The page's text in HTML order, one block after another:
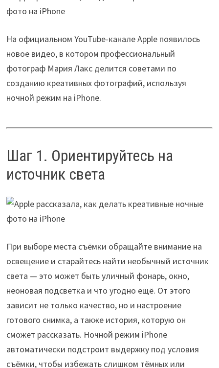
На официальном YouTube-канале Apple появилось
новое видео, в котором профессиональный
фотограф Мария Лакс делится советами по
созданию креативных фотографий, используя
ночной режим на iPhone.
Шаг 1. Ориентируйтесь на
источник света
При выборе места съёмки обращайте внимание на
освещение и старайтесь найти необычный источник
света — это может быть уличный фонарь, окно,
неоновая подсветка и что угодно ещё. От этого
зависит не только качество, но и настроение
готового снимка, а также история, которую он
сможет рассказать. Ночной режим iPhone
автоматически подстроит выдержку под условия
съёмки, чтобы избежать слишком тёмных или